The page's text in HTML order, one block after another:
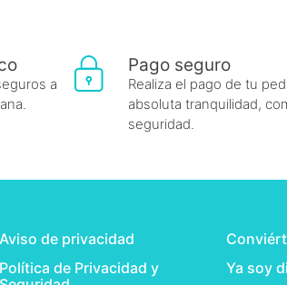
a
Pago seguro
Realiza el pago de tu
absoluta tranquilidad,
seguridad.
Aviso de privacidad
Política de Privacidad y
Ya soy